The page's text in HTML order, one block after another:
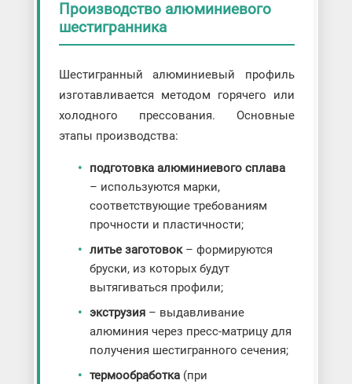
Производство алюминиевого
шестигранника
Шестигранный алюминиевый профиль
изготавливается методом горячего или
холодного прессования. Основные
этапы производства:
подготовка алюминиевого сплава
– используются марки,
соответствующие требованиям
прочности и пластичности;
литье заготовок– формируются
бруски, из которых будут
вытягиваться профили;
экструзия– выдавливание
алюминия через пресс-матрицу для
получения шестигранного сечения;
термообработка(при